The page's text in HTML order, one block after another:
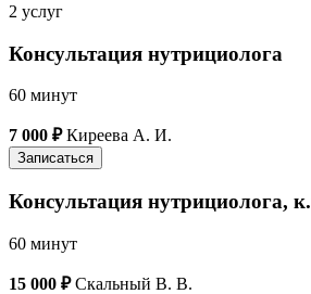
2 услуг
Консультация нутрициолога
60 минут
7 000 ₽ Киреева А. И.
Записаться
Консультация нутрициолога,
60 минут
15 000 ₽ Скальный В. В.